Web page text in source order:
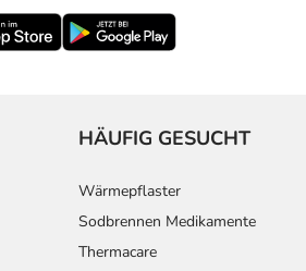
HÄUFIG GESUCHT
Wärmepflaster
Sodbrennen Medikamente
Thermacare